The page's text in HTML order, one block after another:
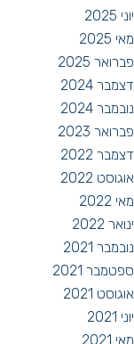
יוני 2025
מאי 2025
פברואר 2025
דצמבר 2024
נובמבר 2024
פברואר 2023
דצמבר 2022
אוגוסט 2022
מאי 2022
ינואר 2022
נובמבר 2021
ספטמבר 2021
אוגוסט 2021
יוני 2021
מאי 2021